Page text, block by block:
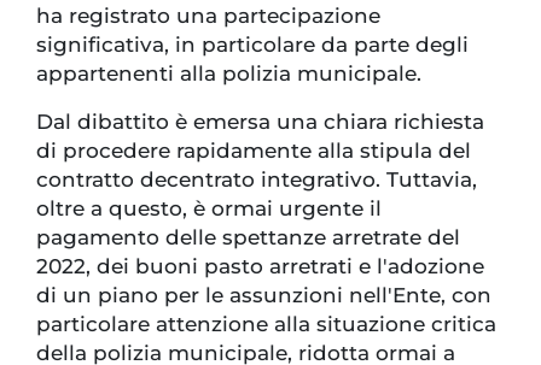
ha registrato una partecipazione
significativa, in particolare da parte degli
appartenenti alla polizia municipale.
Dal dibattito è emersa una chiara richiesta
di procedere rapidamente alla stipula del
contratto decentrato integrativo. Tuttavia,
oltre a questo, è ormai urgente il
pagamento delle spettanze arretrate del
2022, dei buoni pasto arretrati e l'adozione
di un piano per le assunzioni nell'Ente, con
particolare attenzione alla situazione critica
della polizia municipale, ridotta ormai a